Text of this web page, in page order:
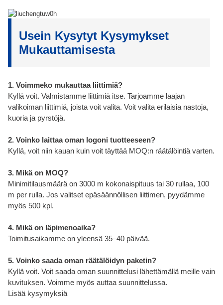
Usein Kysytyt Kysymykset
Mukauttamisesta
1. Voimmeko mukauttaa liittimiä?
Kyllä voit. Valmistamme liittimiä itse. Tarjoamme laajan
valikoiman liittimiä, joista voit valita. Voit valita erilaisia nastoja,
kuoria ja pyrstöjä.
2. Voinko laittaa oman logoni tuotteeseen?
Kyllä, voit niin kauan kuin voit täyttää MOQ:n räätälöintiä varten.
3. Mikä on MOQ?
Minimitilausmäärä on 3000 m kokonaispituus tai 30 rullaa, 100
m per rulla. Jos valitset epäsäännöllisen liittimen, pyydämme
myös 500 kpl.
4. Mikä on läpimenoaika?
Toimitusaikamme on yleensä 35–40 päivää.
5. Voinko saada oman räätälöidyn paketin?
Kyllä voit. Voit saada oman suunnittelusi lähettämällä meille vain
kuvituksen. Voimme myös auttaa suunnittelussa.
Lisää kysymyksiä